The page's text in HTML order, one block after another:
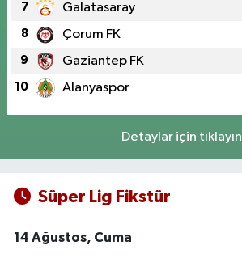
7 Galatasaray
8 Çorum FK
9 Gaziantep FK
10 Alanyaspor
Detaylar için tıklayın
Süper Lig Fikstür
14 Ağustos, Cuma